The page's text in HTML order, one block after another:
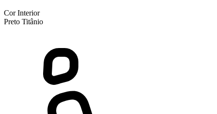
Cor Interior
Preto Titânio